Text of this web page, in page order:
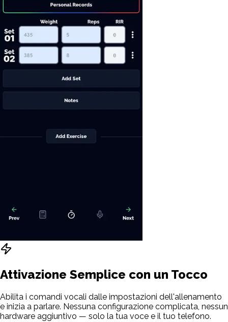
Attivazione Semplice con un Tocco
Abilita i comandi vocali dalle impostazioni dell'allenamento
e inizia a parlare. Nessuna configurazione complicata, nessun
hardware aggiuntivo — solo la tua voce e il tuo telefono.